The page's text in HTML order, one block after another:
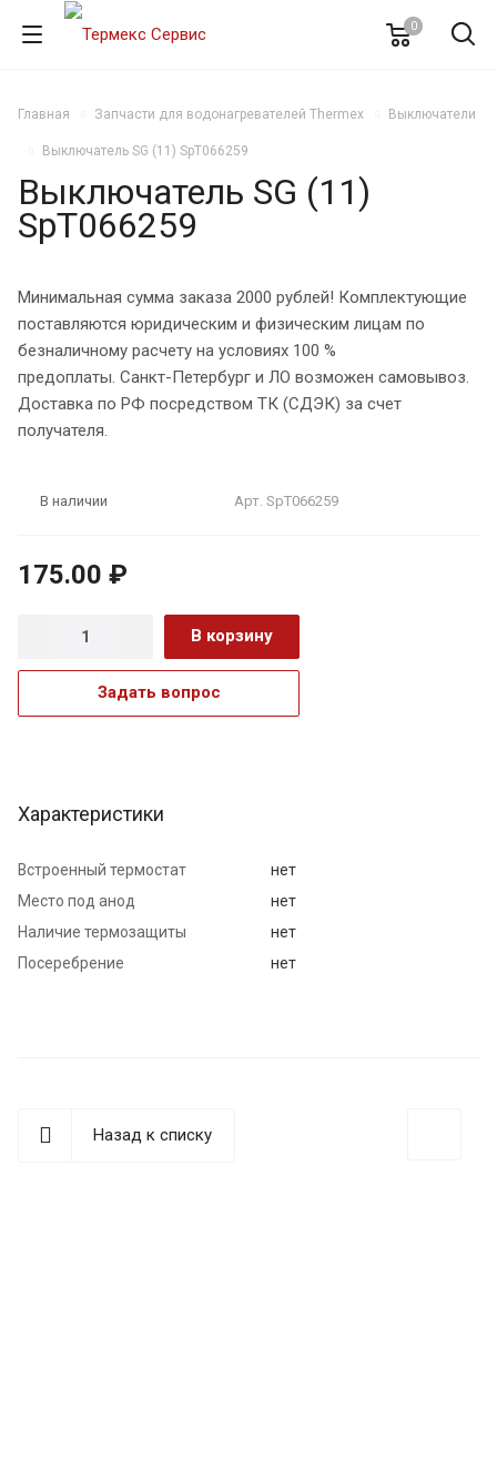
0
Главная Запчасти для водонагревателей Thermex Выключатели
Выключатель SG (11) SpT066259
Выключатель SG (11)
SpT066259
Минимальная сумма заказа 2000 рублей! Комплектующие
поставляются юридическим и физическим лицам по
безналичному расчету на условиях 100 %
предоплаты. Санкт-Петербург и ЛО возможен самовывоз.
Доставка по РФ посредством ТК (СДЭК) за счет
получателя.
В наличии Арт. SpT066259
175.00 ₽
В корзину
Задать вопрос
Характеристики
Встроенный термостат
нет
Место под анод
нет
Наличие термозащиты
нет
Посеребрение
нет
Назад к списку